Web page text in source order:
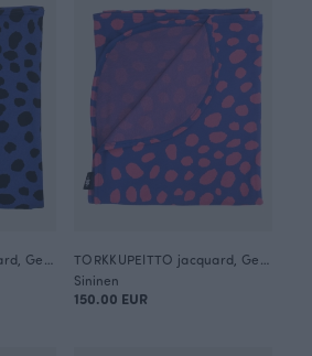
Sininen
150.00 EUR